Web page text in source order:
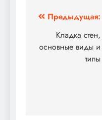
Навигация
записям
Предыдущая:
Кладка стен,
основные виды и
типы